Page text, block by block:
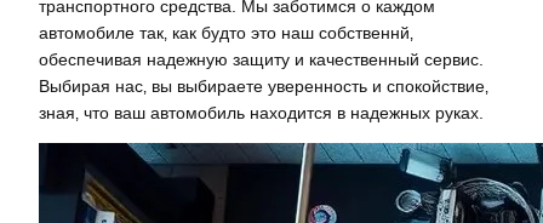
транспортного средства. Мы заботимся о каждом
автомобиле так‚ как будто это наш собственнй‚
обеспечивая надежную защиту и качественный сервис.
Выбирая нас‚ вы выбираете уверенность и спокойствие‚
зная‚ что ваш автомобиль находится в надежных руках.